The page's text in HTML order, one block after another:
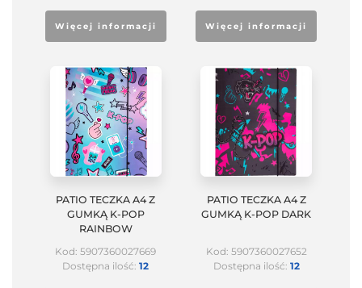
Więcej informacji Więcej informacji
PATIO TECZKA A4 Z
GUMKĄ K-POP
RAINBOW
Kod: 5907360027669
Dostępna ilość:12
PATIO TECZKA A4 Z
GUMKĄ K-POP DARK
Kod: 5907360027652
Dostępna ilość: 12